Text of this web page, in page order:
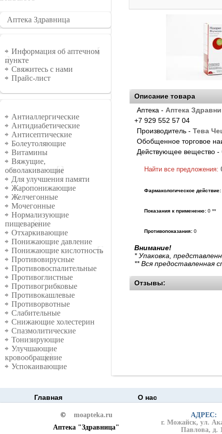
�������
Аптека Здравница
Информация
Информация об аптечном
пункте
Свяжитесь с нами
Прайс-лист
Группы
Антиаллергические
Антидиабетические
Антисептические
Болеутоляющие
Витамины
Вяжущие,
обволакивающие
Для улучшения памяти
Жаропонижающие
Желчегонные
Мочегонные
Нормализующие
пищеварение
Отхаркивающие
Понижающие давление
Понижающие кислотность
Противовирусные
Противовоспалительные
Противоглистные
Противогрибковые
Противокашлевые
Противорвотные
Слабительные
Снижающие холестерин
Спазмолитические
Тонизирующие
Улучшающие
кровообращение
Успокаивающие
Описание товара
Аптека - Аптека
+7 929 552 57 04
Производитель - Тева
Обобщенное торговое
Действующее вещество -
Найти все предложения:
Фармакологическое действие:
Показания к примененю: 0 **
Противопоказания: 0
Внимание!
* Упаковка,
** Вся предоставленная
Отзывы:
Главная О нас
©
moapteka.ru
Аптека "Здравница"
АДРЕС:
г. Можайск, ул.
Павлова, д.